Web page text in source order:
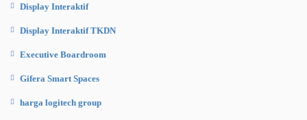
Display Interaktif
Display Interaktif TKDN
Executive Boardroom
Gifera Smart Spaces
harga logitech group